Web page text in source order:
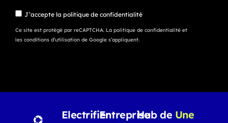
J’accepte la politique de confidentialité
Ce site est protégé par reCAPTCHA. La politique de confidentialité et
les conditions d’utilisation de Google s’appliquent.
ElectrifierEntrepriseHub de Une